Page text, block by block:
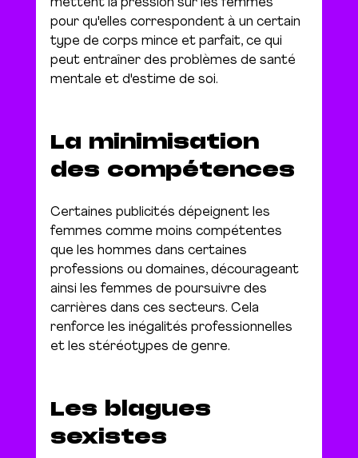
mettent la pression sur les femmes
pour qu'elles correspondent à un certain
type de corps mince et parfait, ce qui
peut entraîner des problèmes de santé
mentale et d'estime de soi.
La minimisation
des compétences
Certaines publicités dépeignent les
femmes comme moins compétentes
que les hommes dans certaines
professions ou domaines, décourageant
ainsi les femmes de poursuivre des
carrières dans ces secteurs. Cela
renforce les inégalités professionnelles
et les stéréotypes de genre.
Les blagues
sexistes